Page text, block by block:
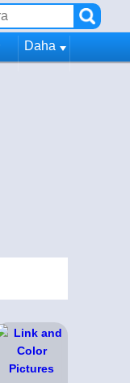
Daha